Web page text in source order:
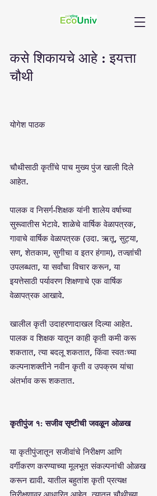
कसे शिकायचे आहे : इयत्ता
चौथी
योगेश पाठक
चौथीसाठी कृतींचे पाच मुख्य पुंज खाली दिले
आहेत.
पालक व निसर्ग-शिक्षक यांनी शालेय वर्षाच्या
सुरूवातीस भेटावे. शाळेचे वार्षिक वेळापत्रक,
गावाचे वार्षिक वेळापत्रक (उदा. ऋतू, सुट्या,
सण, शेतकाम, सुगीचा व इतर हंगाम), तज्ज्ञांची
उपलब्धता, या सर्वांचा विचार करून, या
इयत्तेसाठी पर्यावरण शिक्षणाचे एक वार्षिक
वेळापत्रक आखावे.
खालील कृती उदाहरणादाखल दिल्या आहेत.
पालक व शिक्षक यातून काही कृती कमी करू
शकतात, त्या बदलू शकतात, किंवा स्वतःच्या
कल्पनाशक्तीने नवीन कृती व उपक्रम यांचा
अंतर्भाव करू शकतात.
कृतीपुंज १: सजीव सृष्टीची जवळून ओळख
या कृतीपुंजातून सजीवांचे निरीक्षण आणि
वर्गीकरण करण्याच्या मूलभूत संकल्पनांची ओळख
करून द्यावी. यातील बहुतांश कृती प्रत्यक्ष